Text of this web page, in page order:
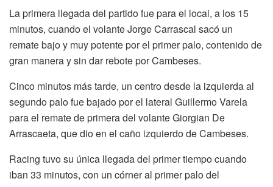
La primera llegada del partido fue para el local, a los 15
minutos, cuando el volante Jorge Carrascal sacó un
remate bajo y muy potente por el primer palo, contenido de
gran manera y sin dar rebote por Cambeses.
Cinco minutos más tarde, un centro desde la izquierda al
segundo palo fue bajado por el lateral Guillermo Varela
para el remate de primera del volante Giorgian De
Arrascaeta, que dio en el caño izquierdo de Cambeses.
Racing tuvo su única llegada del primer tiempo cuando
iban 33 minutos, con un córner al primer palo del